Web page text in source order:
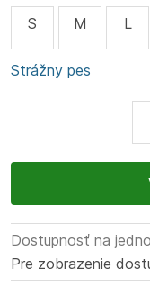
S
M L
Strážny pes
Dostupnosť na
Pre zobrazenie